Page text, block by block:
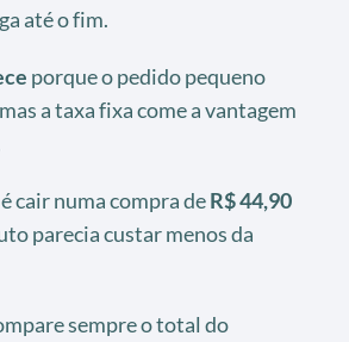
até o fim.
porque o pedido pequeno
a taxa fixa come a vantagem
é cair numa compra deR$ 44,90
parecia custar menos da
sempre o total do